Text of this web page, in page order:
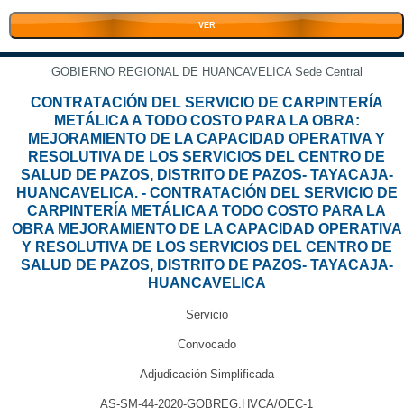
VER
GOBIERNO REGIONAL DE HUANCAVELICA Sede Central
CONTRATACIÓN DEL SERVICIO DE CARPINTERÍA
METÁLICA A TODO COSTO PARA LA OBRA:
MEJORAMIENTO DE LA CAPACIDAD OPERATIVA Y
RESOLUTIVA DE LOS SERVICIOS DEL CENTRO DE
SALUD DE PAZOS, DISTRITO DE PAZOS- TAYACAJA-
HUANCAVELICA. - CONTRATACIÓN DEL SERVICIO DE
CARPINTERÍA METÁLICA A TODO COSTO PARA LA
OBRA MEJORAMIENTO DE LA CAPACIDAD OPERATIVA
Y RESOLUTIVA DE LOS SERVICIOS DEL CENTRO DE
SALUD DE PAZOS, DISTRITO DE PAZOS- TAYACAJA-
HUANCAVELICA
Servicio
Convocado
Adjudicación Simplificada
AS-SM-44-2020-GOBREG.HVCA/OEC-1